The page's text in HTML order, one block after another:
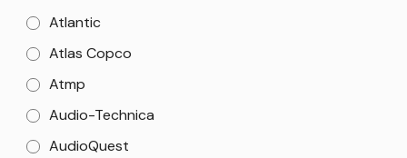
Atlantic
Atlas Copco
Atmp
Audio-Technica
AudioQuest